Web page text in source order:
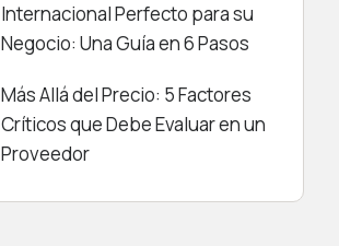
Internacional Perfecto para su
Negocio: Una Guía en 6 Pasos
Más Allá del Precio: 5 Factores
Críticos que Debe Evaluar en un
Proveedor